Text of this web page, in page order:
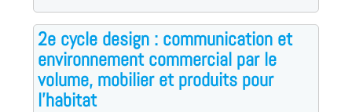
2e cycle design : communication et
environnement commercial par le
volume, mobilier et produits pour
l'habitat